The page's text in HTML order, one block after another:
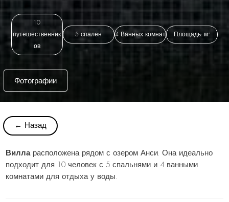
10
путешественник
ов
5 спален 4 Ванных комнат Площадь: м²
Фотографии
← Назад
Вилларасположена рядом с озером Анси. Она идеально
подходит для 10 человек с 5 спальнями и 4 ванными
комнатами для отдыха у воды.